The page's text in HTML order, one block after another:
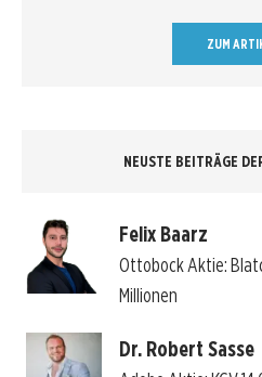
ZUM
NEUSTE BEITRÄGE
Felix Baarz
Ottobock Aktie:
Millionen
Dr. Robert Sasse